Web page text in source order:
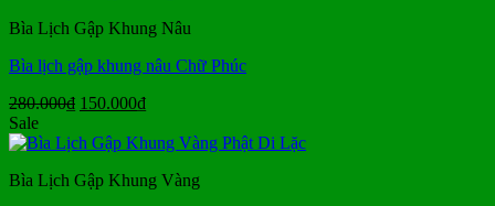
160.000₫.
Bìa Lịch Gập Khung Nâu
Bìa lịch gập khung nâu Chữ Phúc
280.000₫ Giá
là:
150.000₫Giá
tại
150.000₫.
Sale
Bìa Lịch Gập Khung Vàng